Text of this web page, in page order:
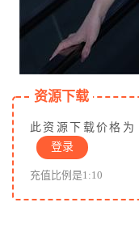
资源下载
此资源下载价格为
登录
充值比例是1:10